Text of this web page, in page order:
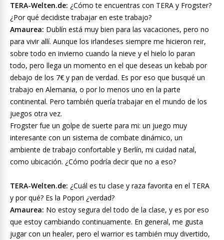
TERA-Welten.de: ¿Cómo te encuentras con TERA y Frogster?
¿Por qué decidiste trabajar en este trabajo?
Amaurea: Dublín está muy bien para las vacaciones, pero no
para vivir allí. Aunque los irlandeses siempre me hicieron reir,
sobre todo en invierno cuando la nieve y el hielo lo paran
todo, pero llega un momento en el que deseas un kebab por
debajo de los 7€ y pan de verdad. Es por eso que busqué un
trabajo en Alemania, o por lo menos uno en la parte
continental. Pero también quería trabajar en el mundo de los
juegos otra vez.
Frogster fue un golpe de suerte para mi: un juego muy
interesante con un sistema de combate dinámico, un
ambiente de trabajo confortable y Berlín, mi cuidad natal,
como ubicación. ¿Cómo podría decir que no a eso?
TERA-Welten.de: ¿Cuál es tu clase y raza favorita en el TERA
y por qué? Es la Popori ¿verdad?
Amaurea: No estoy segura del todo de la clase, y es por eso
que estoy cambiando continuamente. En general, me gusta
jugar con un healer, pero el warrior es también muy divertido,